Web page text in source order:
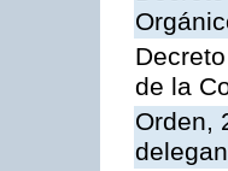
de la
Orden,